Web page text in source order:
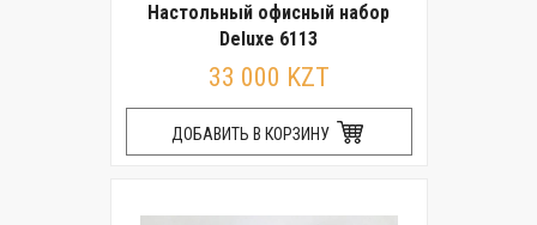
Настольный офисный набор
Deluxe 6113
33 000 KZT
ДОБАВИТЬ В КОРЗИНУ